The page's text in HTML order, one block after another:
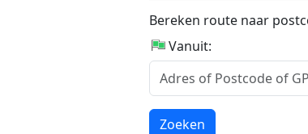
Bereken route naar
Vanuit:
Laden...
Zoeken